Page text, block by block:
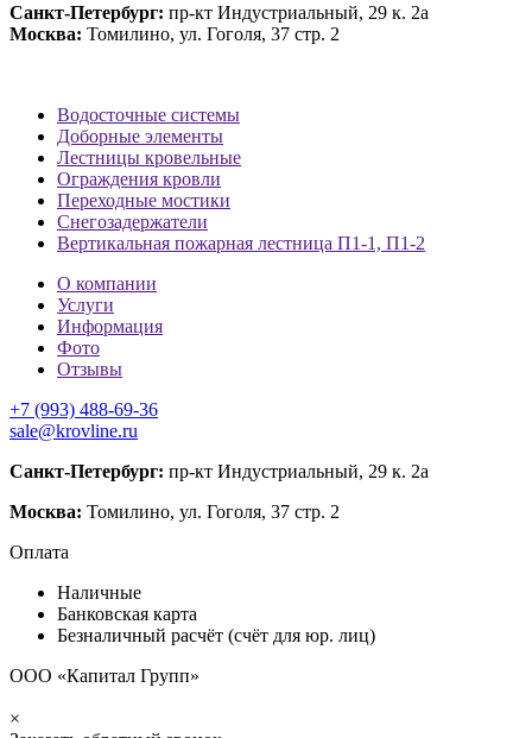
Санкт-Петербург: пр-кт Индустриальный, 29 к. 2а
Москва: Томилино, ул. Гоголя, 37 стр. 2
Водосточные системы
Доборные элементы
Лестницы кровельные
Ограждения кровли
Переходные мостики
Снегозадержатели
Вертикальная пожарная лестница П1-1, П1-2
О компании
Услуги
Информация
Фото
Отзывы
+7 (993) 488-69-36
sale@krovline.ru
Санкт-Петербург: пр-кт Индустриальный, 29 к. 2а
Москва: Томилино, ул. Гоголя, 37 стр. 2
Оплата
Наличные
Банковская карта
Безналичный расчёт (счёт для юр. лиц)
ООО «Капитал Групп»
×